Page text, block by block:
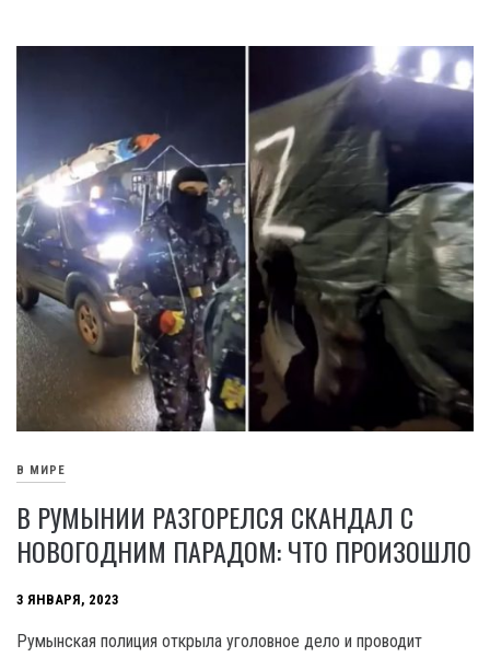
В МИРЕ
В РУМЫНИИ РАЗГОРЕЛСЯ СКАНДАЛ С
НОВОГОДНИМ ПАРАДОМ: ЧТО ПРОИЗОШЛО
3 ЯНВАРЯ, 2023
Румынская полиция открыла уголовное дело и проводит